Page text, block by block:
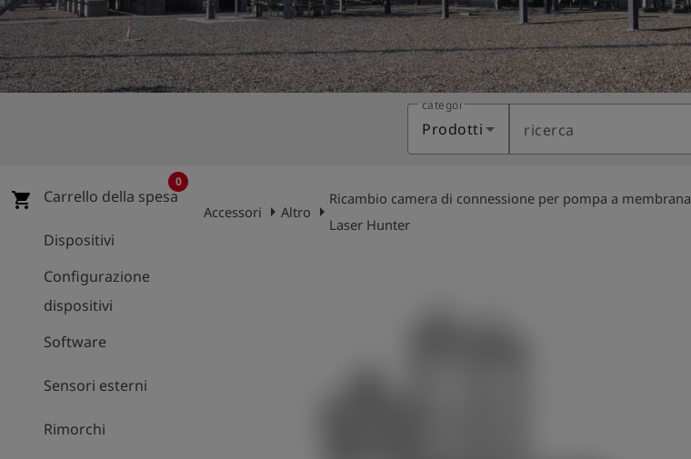
categoria
Prodotti ricerca
shopping_cart Carrello della spesa
0
Dispositivi
Configurazione
dispositivi
Software
Sensori esterni
Rimorchi
Accessori arrow_rightAltro arrow_right
Ricambio camera di connessione per pompa a membrana
Laser Hunter